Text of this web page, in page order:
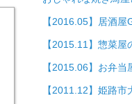
【2016.05】居酒屋
【2015.11】惣菜屋
【2015.06】お弁当
【2011.12】姫路市